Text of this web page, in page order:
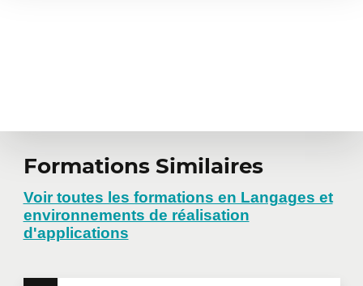
Formations Similaires
Voir toutes les formations en Langages et
environnements de réalisation
d'applications